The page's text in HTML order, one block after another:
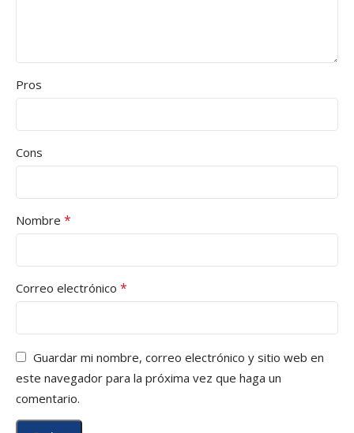
Pros
Cons
Nombre *
Correo electrónico *
Guardar mi nombre, correo electrónico y sitio web en
este navegador para la próxima vez que haga un
comentario.